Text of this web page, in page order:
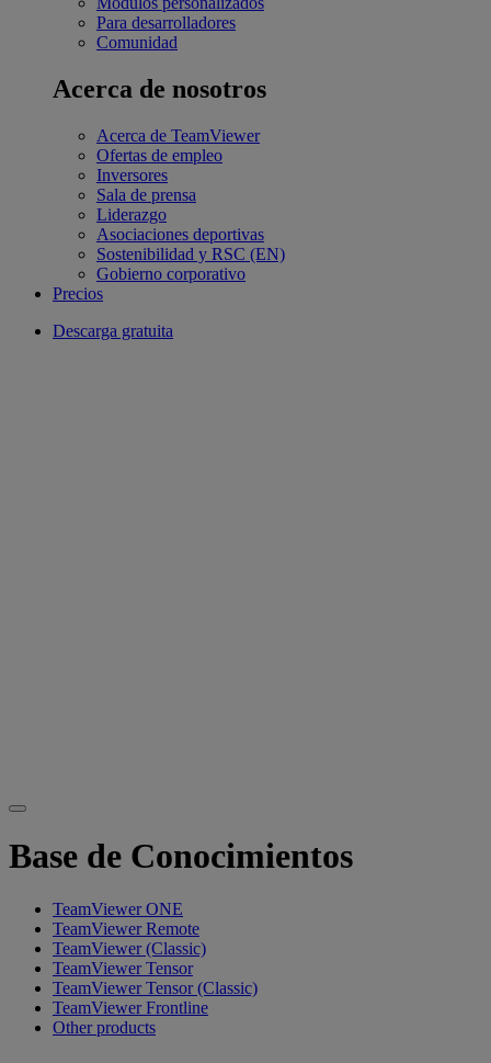
Para desarrolladores
Comunidad
Acerca de nosotros
Acerca de TeamViewer
Ofertas de empleo
Inversores
Sala de prensa
Liderazgo
Asociaciones deportivas
Sostenibilidad y RSC (EN)
Gobierno corporativo
Precios
Descarga gratuita
Base de Conocimientos
TeamViewer ONE
TeamViewer Remote
TeamViewer (Classic)
TeamViewer Tensor
TeamViewer Tensor (Classic)
TeamViewer Frontline
Other products